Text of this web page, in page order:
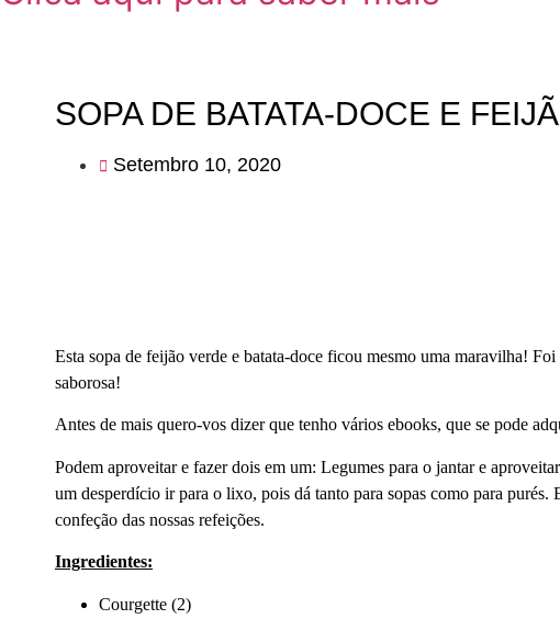
SOPA DE BATATA-DOCE E
Setembro 10, 2020
Esta sopa de feijão verde e batata-doce ficou mesmo uma maravilha!
saborosa!
Antes de mais quero-vos dizer que tenho vários ebooks, que se pode
Podem aproveitar e fazer dois em um: Legumes para o jantar e
um desperdício ir para o lixo, pois dá tanto para sopas como para purés.
confeção das nossas refeições.
Ingredientes:
Courgette (2)